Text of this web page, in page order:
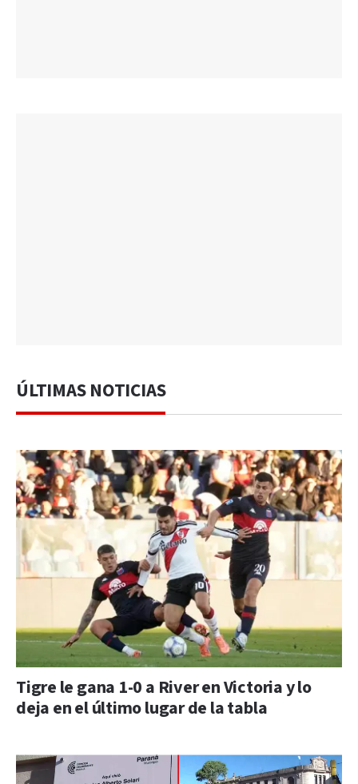
ÚLTIMAS NOTICIAS
Tigre le gana 1-0 a River en Victoria y lo
deja en el último lugar de la tabla